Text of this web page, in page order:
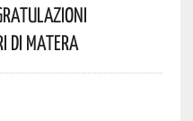
Di Matera